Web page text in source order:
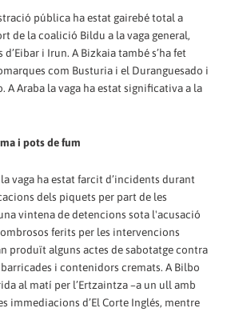
pública ha estat gairebé total a
de la coalició Bildu a la vaga general,
i Irun. A Bizkaia també s’ha fet
com Busturia i el Duranguesado i
A Araba la vaga ha estat significativa a la
i pots de fum
vaga ha estat farcit d’incidents durant
dels piquets per part de les
vintena de detencions sota l'acusació
ferits per les intervencions
produït alguns actes de sabotatge contra
i contenidors cremats. A Bilbo
al matí per l’Ertzaintza –a un ull amb
immediacions d’El Corte Inglés, mentre